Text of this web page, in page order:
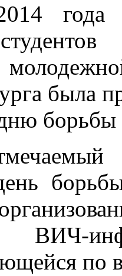
года
была
по